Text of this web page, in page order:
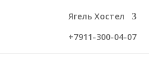
Ягель Хостел
+7911-300-04-07